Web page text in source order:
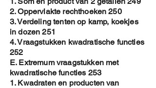
2. Oppervlakte rechthoeken 250
3. Verdeling tenten op kamp, koekjes
in dozen 251
4. Vraagstukken kwadratische functies
252
E. Extremum vraagstukken met
kwadratische functies 253
1. Kwadraten en producten van